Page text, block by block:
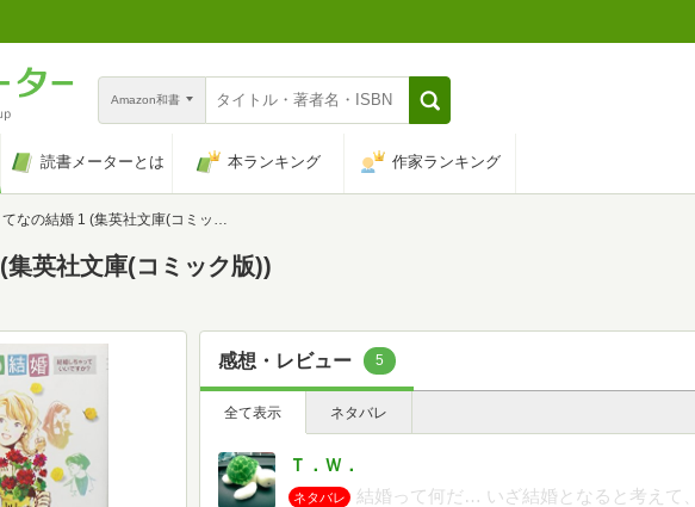
Amazon和書
読書メーターとは 本ランキング 作家ランキング
なの結婚 1 (集英社文庫(コミック版))
集英社文庫(コミック版))
感想・レビュー 5
全て表示 ネタバレ
Ｔ．Ｗ．
ネタバレ
結婚って何だ… いざ結婚となると考えて